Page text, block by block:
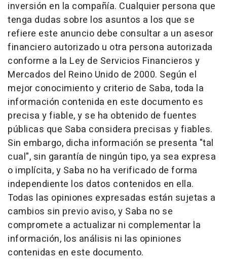
inversión en la compañía. Cualquier persona que
tenga dudas sobre los asuntos a los que se
refiere este anuncio debe consultar a un asesor
financiero autorizado u otra persona autorizada
conforme a la Ley de Servicios Financieros y
Mercados del Reino Unido de 2000. Según el
mejor conocimiento y criterio de Saba, toda la
información contenida en este documento es
precisa y fiable, y se ha obtenido de fuentes
públicas que Saba considera precisas y fiables.
Sin embargo, dicha información se presenta "tal
cual", sin garantía de ningún tipo, ya sea expresa
o implícita, y Saba no ha verificado de forma
independiente los datos contenidos en ella.
Todas las opiniones expresadas están sujetas a
cambios sin previo aviso, y Saba no se
compromete a actualizar ni complementar la
información, los análisis ni las opiniones
contenidas en este documento.